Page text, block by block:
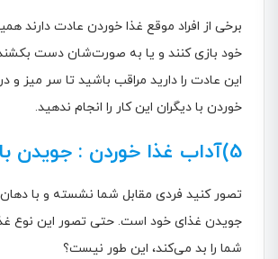
برخی از افراد موقع غذا خوردن عادت دارند
خود بازی کنند و یا به صورت‌شان دست
این عادت را دارید مراقب باشید تا سر میز و
خوردن با دیگران این کار را انجام ندهید.
5)آداب غذا خوردن : جویدن با دهان باز
تصور کنید فردی مقابل شما نشسته و با
جویدن غذای خود است. حتی تصور این نوع
شما را بد می‌کند، این طور نیست؟